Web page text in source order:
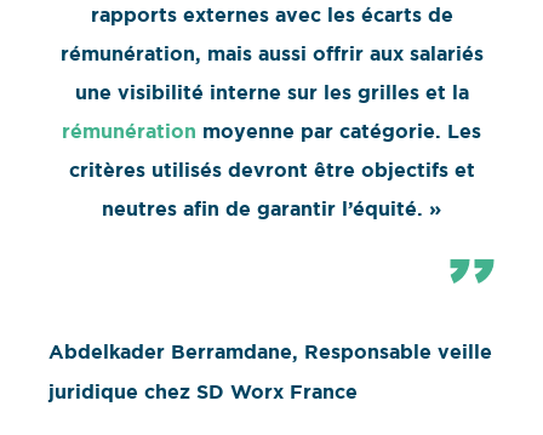
rapports externes avec les écarts de
rémunération, mais aussi offrir aux salariés
une visibilité interne sur les grilles et la
rémunération moyenne par catégorie. Les
critères utilisés devront être objectifs et
neutres afin de garantir l’équité. »
Abdelkader Berramdane, Responsable veille
juridique chez SD Worx France